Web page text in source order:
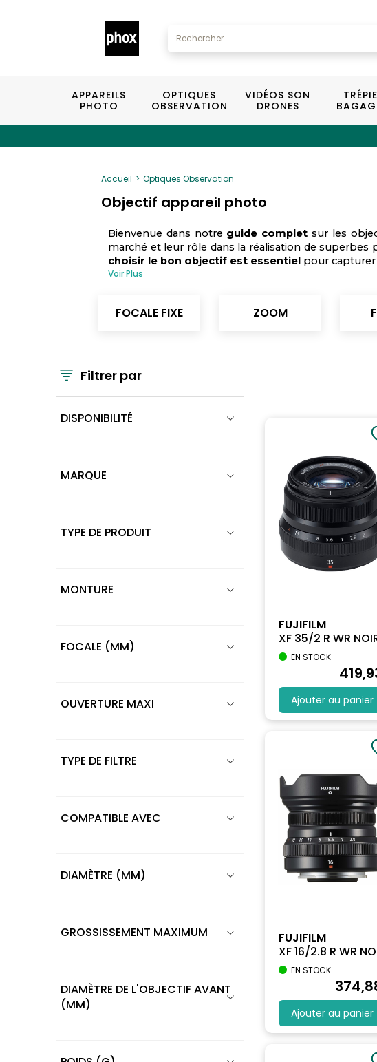
APPAREILS
PHOTO
OPTIQUES
OBSERVATION
VIDÉOS SON
DRONES
Accueil Optiques Observation
Objectif appareil photo
Bienvenue dans notre guide complet sur les
marché et leur rôle dans la réalisation de superbes
choisir le bon objectif est essentiel pour capturer
Voir Plus
FOCALE FIXE ZOOM
Filtrer par
DISPONIBILITÉ
MARQUE
TYPE DE PRODUIT
MONTURE
FOCALE (MM)
OUVERTURE MAXI
TYPE DE FILTRE
COMPATIBLE AVEC
DIAMÈTRE (MM)
GROSSISSEMENT MAXIMUM
DIAMÈTRE DE L'OBJECTIF AVANT
(MM)
FUJIFILM
XF 35/2 R WR
EN STOCK
419
Ajouter au panier
FUJIFILM
XF 16/2.8 R WR
EN STOCK
374
Ajouter au panier